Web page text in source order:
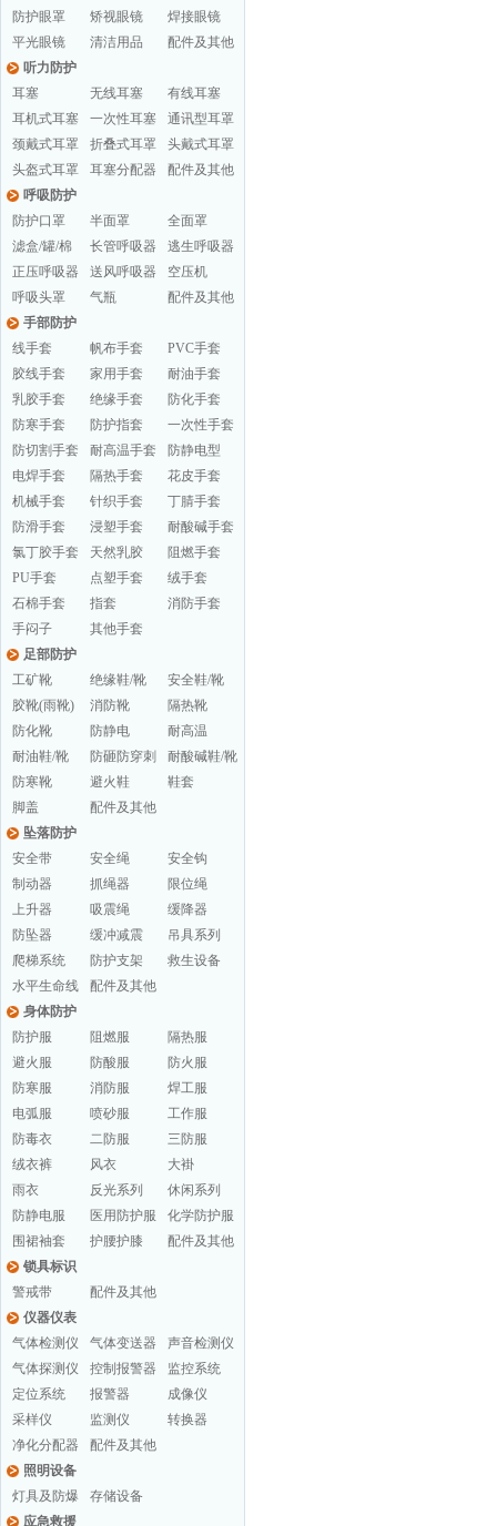
防护眼罩
矫视眼镜
焊接眼镜
平光眼镜
清洁用品
配件及其他
听力防护
耳塞
无线耳塞
有线耳塞
耳机式耳塞
一次性耳塞
通讯型耳罩
颈戴式耳罩
折叠式耳罩
头戴式耳罩
头盔式耳罩
耳塞分配器
配件及其他
呼吸防护
防护口罩
半面罩
全面罩
滤盒/罐/棉
长管呼吸器
逃生呼吸器
正压呼吸器
送风呼吸器
空压机
呼吸头罩
气瓶
配件及其他
手部防护
线手套
帆布手套
PVC手套
胶线手套
家用手套
耐油手套
乳胶手套
绝缘手套
防化手套
防寒手套
防护指套
一次性手套
防切割手套
耐高温手套
防静电型
电焊手套
隔热手套
花皮手套
机械手套
针织手套
丁腈手套
防滑手套
浸塑手套
耐酸碱手套
氯丁胶手套
天然乳胶
阻燃手套
PU手套
点塑手套
绒手套
石棉手套
指套
消防手套
手闷子
其他手套
足部防护
工矿靴
绝缘鞋/靴
安全鞋/靴
胶靴(雨靴)
消防靴
隔热靴
防化靴
防静电
耐高温
耐油鞋/靴
防砸防穿刺
耐酸碱鞋/靴
防寒靴
避火鞋
鞋套
脚盖
配件及其他
坠落防护
安全带
安全绳
安全钩
制动器
抓绳器
限位绳
上升器
吸震绳
缓降器
防坠器
缓冲减震
吊具系列
爬梯系统
防护支架
救生设备
水平生命线
配件及其他
身体防护
防护服
阻燃服
隔热服
避火服
防酸服
防火服
防寒服
消防服
焊工服
电弧服
喷砂服
工作服
防毒衣
二防服
三防服
绒衣裤
风衣
大褂
雨衣
反光系列
休闲系列
防静电服
医用防护服
化学防护服
围裙袖套
护腰护膝
配件及其他
锁具标识
警戒带
配件及其他
仪器仪表
气体检测仪
气体变送器
声音检测仪
气体探测仪
控制报警器
监控系统
定位系统
报警器
成像仪
采样仪
监测仪
转换器
净化分配器
配件及其他
照明设备
灯具及防爆
存储设备
应急救援